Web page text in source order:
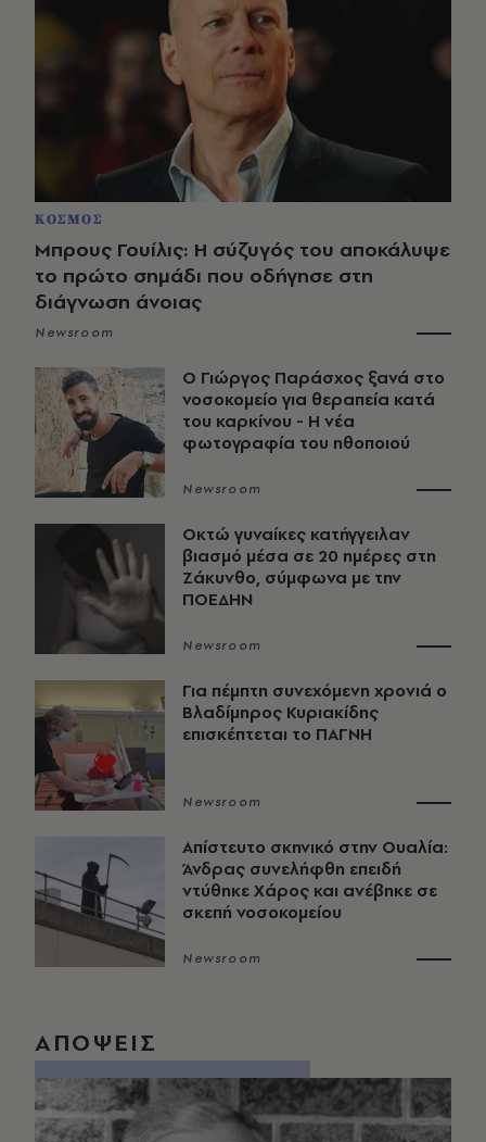
ΚΟΣΜΟΣ
Μπρους Γουίλις: Η σύζυγός του αποκάλυψε
το πρώτο σημάδι που οδήγησε στη
διάγνωση άνοιας
Newsroom
O Γιώργος Παράσχος ξανά στο
νοσοκομείο για θεραπεία κατά
του καρκίνου - Η νέα
φωτογραφία του ηθοποιού
Newsroom
Οκτώ γυναίκες κατήγγειλαν
βιασμό μέσα σε 20 ημέρες στη
Ζάκυνθο, σύμφωνα με την
ΠΟΕΔΗΝ
Newsroom
Για πέμπτη συνεχόμενη χρονιά ο
Βλαδίμηρος Κυριακίδης
επισκέπτεται το ΠΑΓΝΗ
Newsroom
Απίστευτο σκηνικό στην Ουαλία:
Άνδρας συνελήφθη επειδή
ντύθηκε Χάρος και ανέβηκε σε
σκεπή νοσοκομείου
Newsroom
ΑΠΟΨΕΙΣ